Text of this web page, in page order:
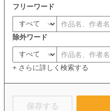
フリーワード
除外ワード
+ さらに詳しく検索する
保存する